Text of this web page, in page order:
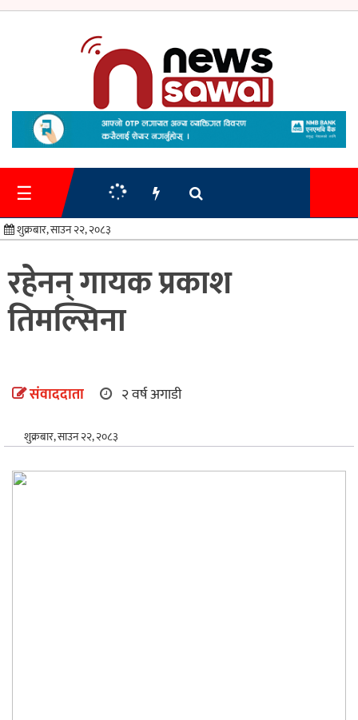
गृहपृष्ठ
समाचार
प्रशासन
स्वास्थ्य/
शिक्षा
अन्तर्राष्ट्रिय
☰
शुक्रबार, साउन २२, २०८३
रहेनन् गायक प्रकाश
तिमल्सिना
संवाददाता २ वर्ष अगाडी
शुक्रबार, साउन २२, २०८३